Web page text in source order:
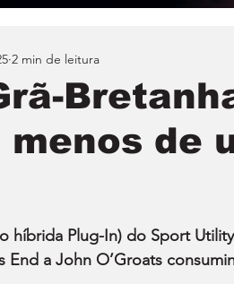
de
2 min de leitura
híbrida Plug-In) do Sport
End a John O’Groats